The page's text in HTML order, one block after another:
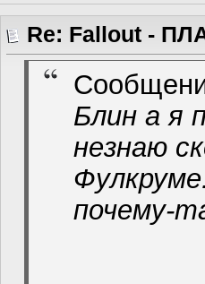
Re: Fallout -
Блин а я
незнаю
почему-